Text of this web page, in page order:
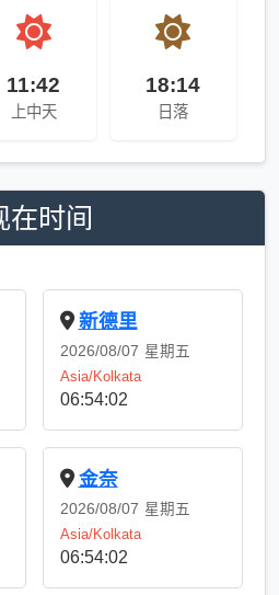
11:42
上中天
18:14
日落
在时间
新德里
2026/08/07 星期五
Asia/Kolkata
06:54:02
金奈
2026/08/07 星期五
Asia/Kolkata
06:54:02